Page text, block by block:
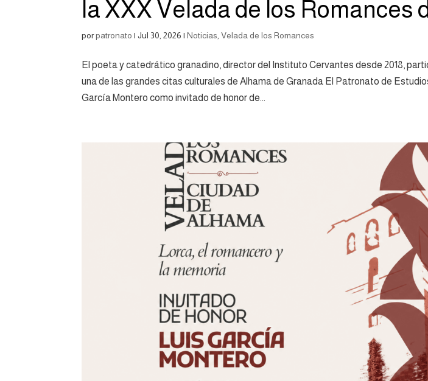
la XXX Velada de los Romances
porpatronato |Jul 30, 2026 |Noticias ,Velada de los Romances
El poeta y catedrático granadino, director del Instituto Cervantes desde 2018,
una de las grandes citas culturales de Alhama de Granada El Patronato de
García Montero como invitado de honor de...